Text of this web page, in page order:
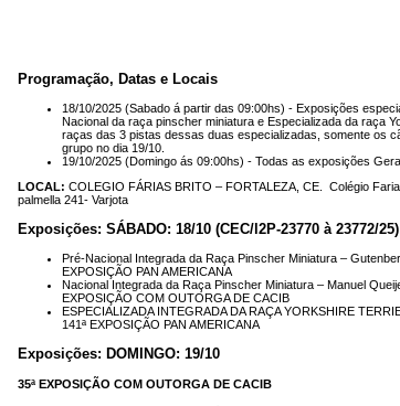
Programação, Datas e Locais
18/10/2025 (Sabado á partir das 09:00hs) - Exposições
Nacional da raça pinscher miniatura e Especializada da raça
raças das 3 pistas dessas duas especializadas, somente os
grupo no dia 19/10.
19/10/2025 (Domingo ás 09:00hs) - Todas as exposições
LOCAL: COLEGIO FÁRIAS BRITO – FORTALEZA, CE. Colégio
palmella 241- Varjota
Exposições: SÁBADO: 18/10 (CEC/l2P-23770 à 23772/25)
Pré-Nacional Integrada da Raça Pinscher Miniatura –
EXPOSIÇÃO PAN AMERICANA
Nacional Integrada da Raça Pinscher Miniatura – Manuel
EXPOSIÇÃO COM OUTORGA DE CACIB
ESPECIALIZADA INTEGRADA DA RAÇA YORKSHIRE
141ª EXPOSIÇÃO PAN AMERICANA
Exposições: DOMINGO: 19/10
35ª EXPOSIÇÃO COM OUTORGA DE CACIB